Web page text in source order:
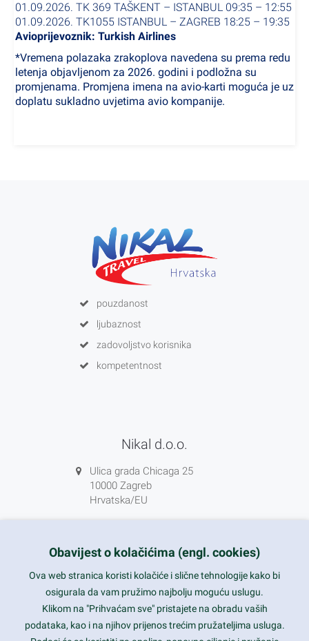
01.09.2026. TK 369 TAŠKENT – ISTANBUL 09:35 – 12:55
01.09.2026. TK1055 ISTANBUL – ZAGREB 18:25 – 19:35
Avioprijevoznik: Turkish Airlines
*Vremena polazaka zrakoplova navedena su prema redu
letenja objavljenom za 2026. godini i podložna su
promjenama. Promjena imena na avio-karti moguća je uz
doplatu sukladno uvjetima avio kompanije.
pouzdanost
ljubaznost
zadovoljstvo korisnika
kompetentnost
Nikal d.o.o.
Ulica grada Chicaga 25
10000 Zagreb
Hrvatska/EU
info@nikal.hr
HR-AB-01-080761107
ponedjeljak-petak 8-16h
Nazovite nas na besplatni telefon:
Obavijest o kolačićima (engl. cookies)
Ova web stranica koristi kolačiće i slične tehnologije kako bi
osigurala da vam pružimo najbolju moguću uslugu.
Klikom na "Prihvaćam sve" pristajete na obradu vaših
podataka, kao i na njihov prijenos trećim pružateljima usluga.